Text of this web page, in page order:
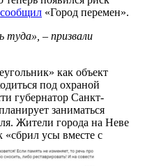
сообщил «Город перемен».
туда», – призвали
как объект
под охраной
губернатор Санкт-
заниматься
Жители города на Неве
«сбрил усы вместе с